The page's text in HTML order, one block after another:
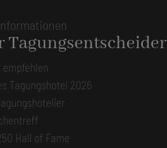
Tagungsentscheider
empfehlen
Tagungshotel 2026
Hall of Fame